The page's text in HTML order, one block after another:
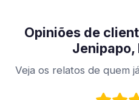
Opiniões de
Jenipapo,
Veja os relatos de quem